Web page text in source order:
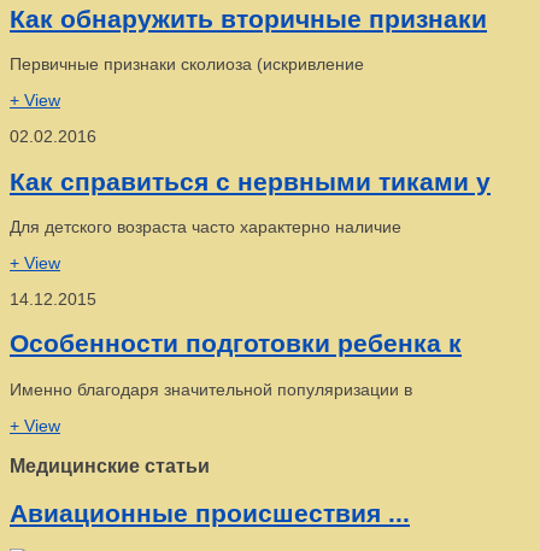
Как обнаружить вторичные признаки
Первичные признаки сколиоза (искривление
+ View
02.02.2016
Как справиться с нервными тиками у
Для детского возраста часто характерно наличие
+ View
14.12.2015
Особенности подготовки ребенка к
Именно благодаря значительной популяризации в
+ View
Медицинские статьи
Авиационные происшествия ...